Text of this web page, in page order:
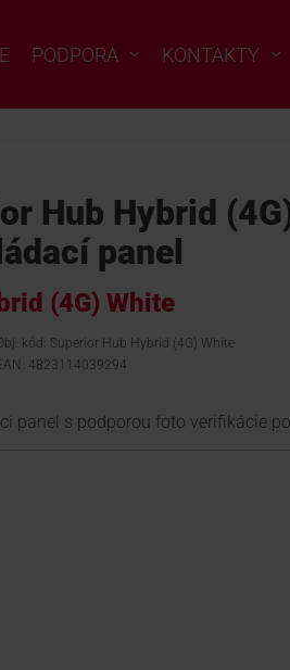
PODPORA KONTAKTY
Hub Hybrid
panel
(4G) White
kód: Superior Hub Hybrid (4G) White
4823114039294
panel s podporou foto verifikácie